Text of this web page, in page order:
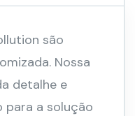
são
Nossa
detalhe e
para a solução